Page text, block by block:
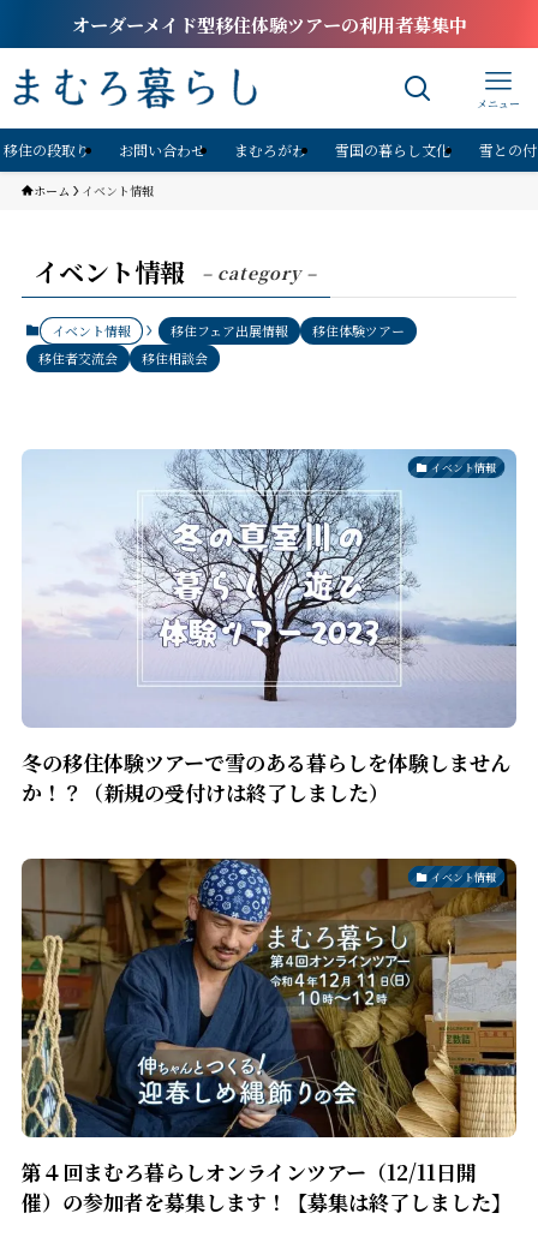
オーダーメイド型移住体験ツアーの利用者募集中
メニュー
移住の段取り お問い合わせ まむろがわ 雪国の暮らし文化 雪との
ホーム イベント情報
イベント情報 – category –
イベント情報 移住フェア出展情報
移住体験ツアー
移住者交流会
移住相談会
イベント情報
冬の移住体験ツアーで雪のある暮らしを体験しません
か！？（新規の受付けは終了しました）
イベント情報
第４回まむろ暮らしオンラインツアー（12/11日開
催）の参加者を募集します！【募集は終了しました】